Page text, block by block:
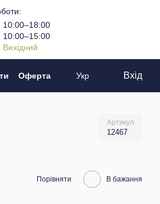
10:00–18:00
10:00–15:00
Вихідний
Оферта
Укр Вхід
Артикул
12467
Порівняти В бажання